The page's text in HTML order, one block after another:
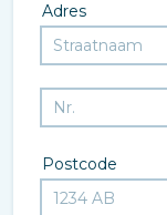
Adres
Postcode